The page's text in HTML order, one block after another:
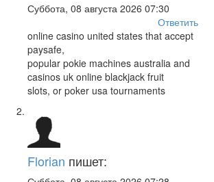
Суббота, 08 августа 2026 07:30
Ответить
online casino united states that accept
paysafe,
popular pokie machines australia and
casinos uk online blackjack fruit
slots, or poker usa tournaments
Florian пишет: